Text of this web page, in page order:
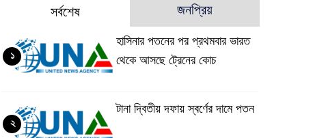
সর্বশেষ জনপ্রিয়
হাসিনার পতনের পর প্রথমবার ভারত
থেকে আসছে ট্রেনের কোচ
১
টানা দ্বিতীয় দফায় স্বর্ণের দামে পতন
২